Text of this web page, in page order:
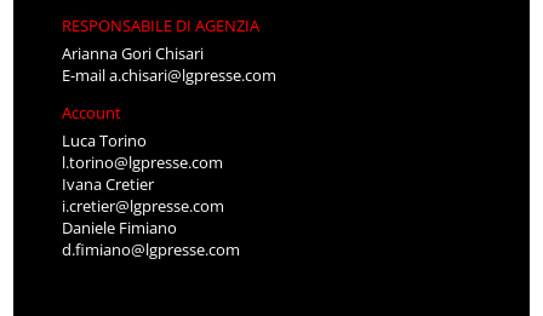
RESPONSABILE DI AGENZIA
Arianna Gori Chisari
E-maila.chisari@lgpresse.com
Account
Luca Torino
l.torino@lgpresse.com
Ivana Cretier
i.cretier@lgpresse.com
Daniele Fimiano
d.fimiano@lgpresse.com